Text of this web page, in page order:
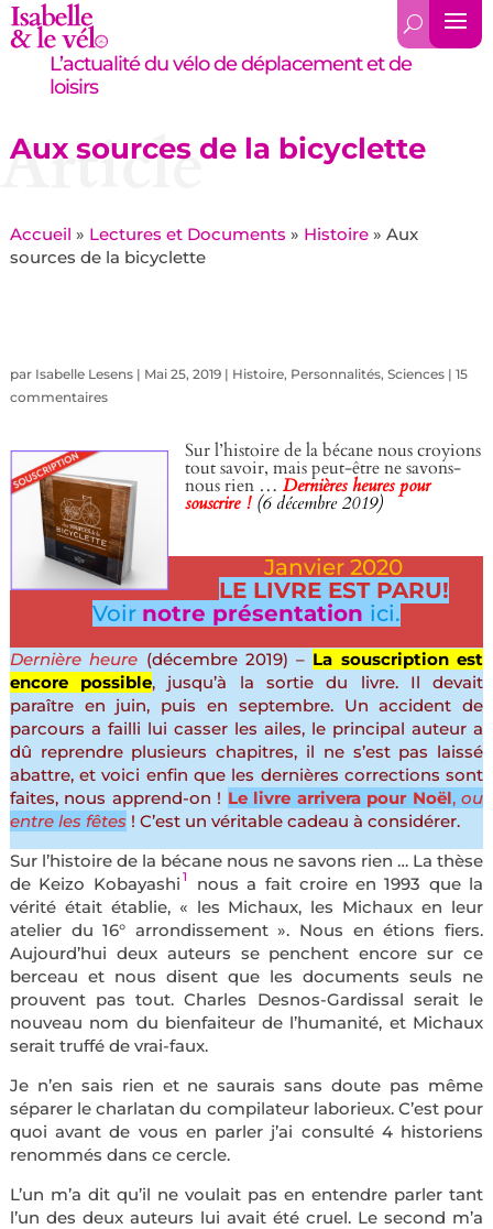
L’actualité du vélo de déplacement et de
loisirs
Aux sources de la bicyclette
Article
Accueil » Lectures et Documents » Histoire» Aux
sources de la bicyclette
par Isabelle Lesens| Mai 25, 2019| Histoire, Personnalités, Sciences| 15
commentaires
Sur l’histoire de la bécane nous croyions
tout savoir, mais peut-être ne savons-
nous rien … Dernières heures pour
souscrire ! (6 décembre 2019)
Janvier 2020
LE LIVRE EST PARU!
Voir notre présentation ici.
Dernière heure (décembre 2019) – La souscription est
encore possible, jusqu’à la sortie du livre. Il devait
paraître en juin, puis en septembre. Un accident de
parcours a failli lui casser les ailes, le principal auteur a
dû reprendre plusieurs chapitres, il ne s’est pas laissé
abattre, et voici enfin que les dernières corrections sont
faites, nous apprend-on ! Le livre arrivera pour Noël,ou
entre les fêtes ! C’est un véritable cadeau à considérer.
Sur l’histoire de la bécane nous ne savons rien … La thèse
de Keizo Kobayashi 1
nous a fait croire en 1993 que la
vérité était établie, « les Michaux, les Michaux en leur
atelier du 16° arrondissement ». Nous en étions fiers.
Aujourd’hui deux auteurs se penchent encore sur ce
berceau et nous disent que les documents seuls ne
prouvent pas tout. Charles Desnos-Gardissal serait le
nouveau nom du bienfaiteur de l’humanité, et Michaux
serait truffé de vrai-faux.
Je n’en sais rien et ne saurais sans doute pas même
séparer le charlatan du compilateur laborieux. C’est pour
quoi avant de vous en parler j’ai consulté 4 historiens
renommés dans ce cercle.
L’un m’a dit qu’il ne voulait pas en entendre parler tant
l’un des deux auteurs lui avait été cruel. Le second m’a